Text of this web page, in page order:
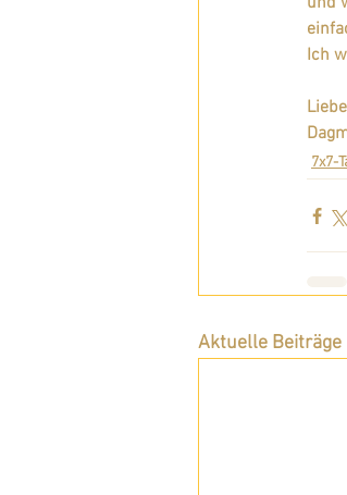
Ich
7x7-
Aktuelle Beiträge